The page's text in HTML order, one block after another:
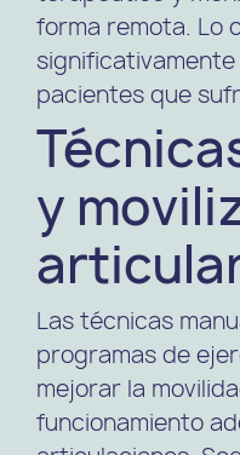
forma remota. Lo
pacientes que
y
Las técnicas
programas de
mejorar la
funcionamiento